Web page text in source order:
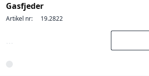
Gasfjeder
Artikel nr: 19.2822
...